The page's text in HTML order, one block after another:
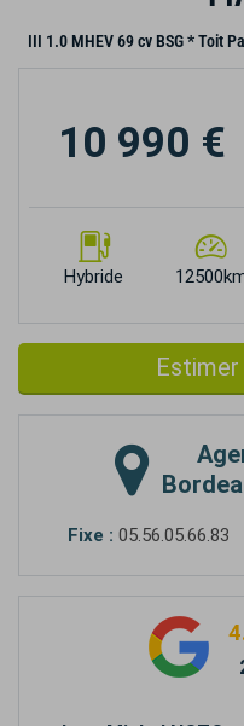
III 1.0 MHEV 69 cv BSG * Toit
Hybride
10 990 €
Fixe : 05.56.05.66.83